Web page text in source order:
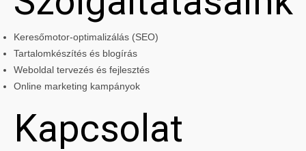
Keresőmotor-optimalizálás (SEO)
Tartalomkészítés és blogírás
Weboldal tervezés és fejlesztés
Online marketing kampányok
Kapcsolat